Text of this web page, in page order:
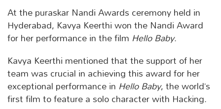
At the puraskar Nandi Awards ceremony held in
Hyderabad, Kavya Keerthi won the Nandi Award
for her performance in the film Hello Baby.
Kavya Keerthi mentioned that the support of her
team was crucial in achieving this award for her
exceptional performance in Hello Baby, the world’s
first film to feature a solo character with Hacking.